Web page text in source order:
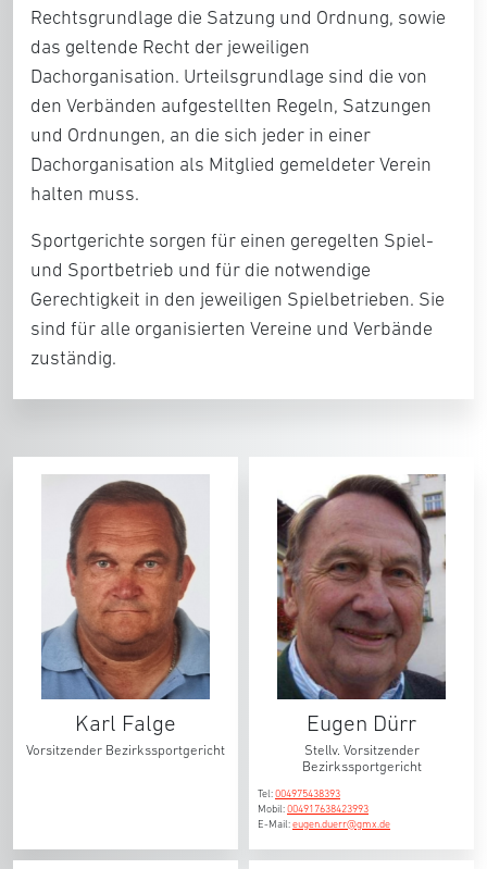
Rechtsgrundlage die Satzung und Ordnung, sowie
das geltende Recht der jeweiligen
Dachorganisation. Urteilsgrundlage sind die von
den Verbänden aufgestellten Regeln, Satzungen
und Ordnungen, an die sich jeder in einer
Dachorganisation als Mitglied gemeldeter Verein
halten muss.
Sportgerichte sorgen für einen geregelten Spiel-
und Sportbetrieb und für die notwendige
Gerechtigkeit in den jeweiligen Spielbetrieben. Sie
sind für alle organisierten Vereine und Verbände
zuständig.
Karl Falge
Vorsitzender Bezirkssportgericht
Eugen Dürr
Stellv. Vorsitzender
Bezirkssportgericht
Tel:004975438393
Mobil:004917638423993
E-Mail:eugen.duerr@gmx.de